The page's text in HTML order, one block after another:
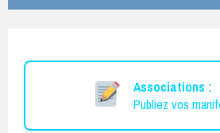
Associations :
Publiez vos